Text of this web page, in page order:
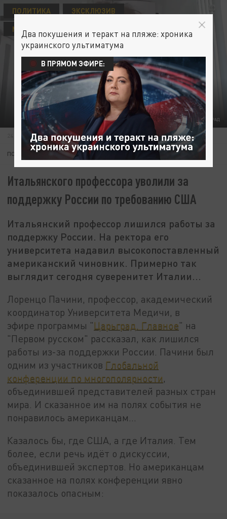
ФОТО: ЦАРЬГРАД
ПОЛИТИКА
ЭКСКЛЮЗИВ
МАРАФОН МНОГОПОЛЯРНОСТИ
24 МАЯ 19:57
ПОДПИШИТЕСЬ:
Итальянского профессора уволили за
поддержку России по требованию США
Итальянский профессор лишился работы за
поддержку России. На ректора его
университета надавил высокопоставленный
американский чиновник. Примерно так
выглядит сегодня суверенитет Италии...
Лоренцо Пачини, профессор, академический
координатор Университета Медичи, в
эфире программы "Царьград. Главное" на
"Первом русском" рассказал, как лишился
работы из-за поддержки России. Пачини был
одним из участников Глобальной
конференции по многополярности,
объединившей представителей разных стран
мира. И сказанное им на полях события не
понравилось американцам...
Казалось бы, где США, а где Италия. Тем
более, если речь идёт о дискуссии,
объединившей экспертов. Но американцам
сказанное на полях конференции явно
показалось опасным:
Два покушения и теракт на пляже: хроника
украинского ультиматума
В ПРЯМОМ ЭФИРЕ: